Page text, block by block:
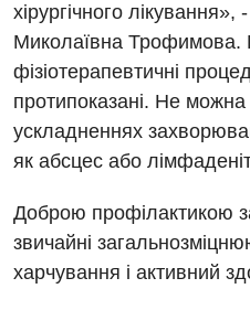
Кардіохірургія
Мамологія
Медична психологія
Неврологія
Онкологічне відділлення
Оториноларингологія
хірургічного
Миколаївна Трофимова.
фізіотерапевтичні
протипоказані. Не можна
ускладненнях
як абсцес або
Доброю профілактикою
звичайні
харчування і активний